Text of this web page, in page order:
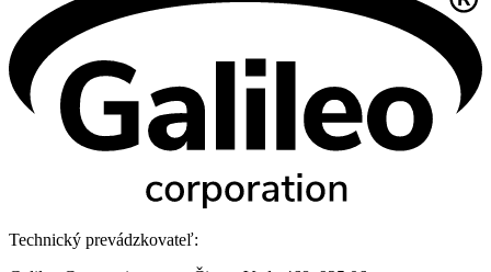
Technický prevádzkovateľ: